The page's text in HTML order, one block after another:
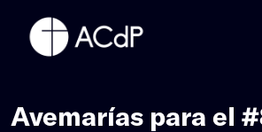
Avemarías para el